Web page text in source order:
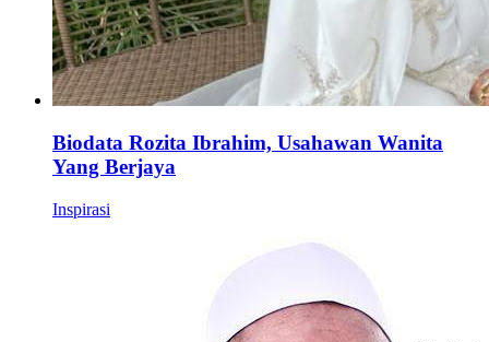
Biodata Rozita Ibrahim, Usahawan Wanita
Yang Berjaya
Inspirasi